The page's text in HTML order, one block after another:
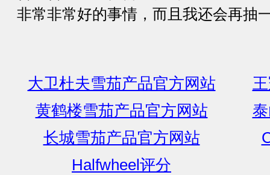
非常非常好的事情，而且我还会再抽
大卫杜夫雪茄产品官方网站
黄鹤楼雪茄产品官方网站
长城雪茄产品官方网站
Halfwheel评分